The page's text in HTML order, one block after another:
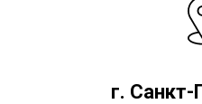
г. Санкт-